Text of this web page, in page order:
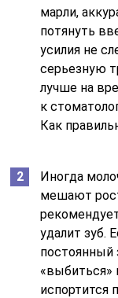
марли,
потянуть
усилия не
серьезную
лучше на
к
Как
Иногда
мешают
удалит зуб.
постоянный
«выбиться»
испортится